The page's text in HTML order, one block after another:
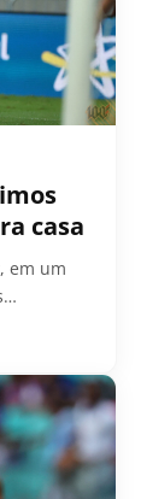
casa
em um